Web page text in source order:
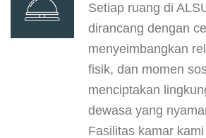
Setiap ruang di
dirancang dengan
menyeimbangkan
fisik, dan momen
menciptakan
dewasa yang
Fasilitas kamar